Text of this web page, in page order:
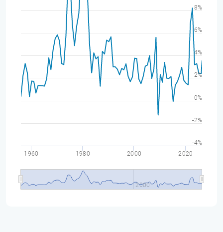
1960 1980 2000 2020
2000
-4%
-2%
0%
2%
4%
6%
8%